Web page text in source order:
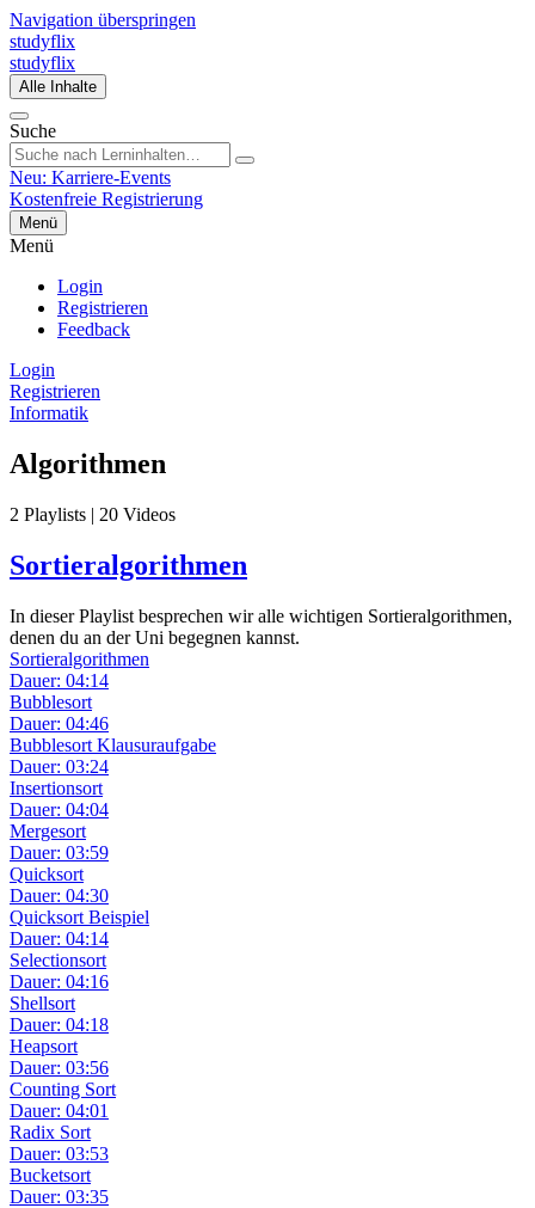
Navigation überspringen
studyflix
studyflix
Alle Inhalte
Suche
Neu: Karriere-Events
Kostenfreie Registrierung
Menü
Menü
Login
Registrieren
Feedback
Login
Registrieren
Informatik
Algorithmen
2 Playlists | 20 Videos
Sortieralgorithmen
In dieser Playlist besprechen wir alle wichtigen Sortieralgorithmen,
denen du an der Uni begegnen kannst.
Sortieralgorithmen
Dauer: 04:14
Bubblesort
Dauer: 04:46
Bubblesort Klausuraufgabe
Dauer: 03:24
Insertionsort
Dauer: 04:04
Mergesort
Dauer: 03:59
Quicksort
Dauer: 04:30
Quicksort Beispiel
Dauer: 04:14
Selectionsort
Dauer: 04:16
Shellsort
Dauer: 04:18
Heapsort
Dauer: 03:56
Counting Sort
Dauer: 04:01
Radix Sort
Dauer: 03:53
Bucketsort
Dauer: 03:35